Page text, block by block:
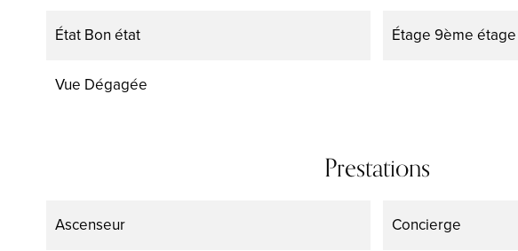
État Bon état Étage9ème étage
Vue Dégagée
Prestations
Ascenseur Concierge